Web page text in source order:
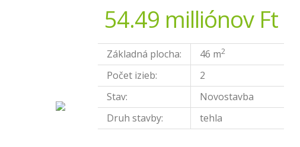
54.49 milliónov Ft
Základná plocha: 46 m2
Počet izieb:
2
Stav:
Novostavba
Druh stavby:
tehla